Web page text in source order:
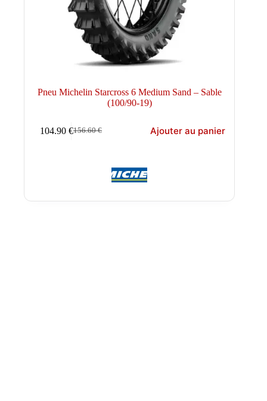
Pneu Michelin Starcross 6 Medium Sand – Sable
(100/90-19)
156.60€
Le
104.90€Le
Ajouter au panier